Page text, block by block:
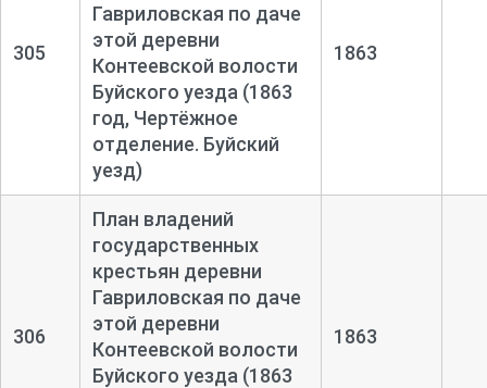
305
Гавриловская по даче
этой деревни
Контеевской волости
Буйского уезда (1863
год, Чертёжное
отделение. Буйский
уезд)
1863
306
План владений
государственных
крестьян деревни
Гавриловская по даче
этой деревни
Контеевской волости
Буйского уезда (1863
1863